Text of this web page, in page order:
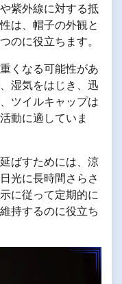
紫外線に対する抵
は、帽子の外観と
のに役立ちます。
くなる可能性があ
湿気をはじき、迅
ツイルキャップは
動に適していま
ばすためには、涼
光に長時間さらさ
に従って定期的に
持するのに役立ち